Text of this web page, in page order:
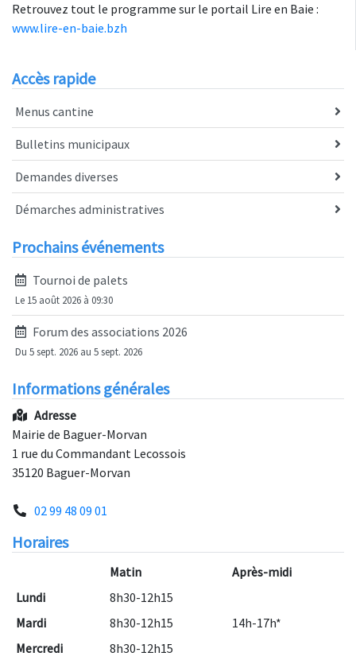
Retrouvez tout le programme sur le portail Lire en Baie :
www.lire-en-baie.bzh
Accès rapide
Menus cantine
Bulletins municipaux
Demandes diverses
Démarches administratives
Prochains événements
Tournoi de palets
Le 15 août 2026 à 09:30
Forum des associations 2026
Du 5 sept. 2026 au 5 sept. 2026
Informations générales
Adresse
Mairie de Baguer-Morvan
1 rue du Commandant Lecossois
35120 Baguer-Morvan
02 99 48 09 01
Horaires
Matin
Après-midi
Lundi
8h30-12h15
Mardi
8h30-12h15
14h-17h*
Mercredi
8h30-12h15